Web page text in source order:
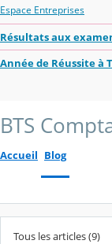
Espace Entreprises
Résultats aux
Année de Réussite à
BTS
Accueil Blog
Tous les articles (9)